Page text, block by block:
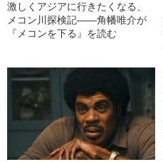
激しくアジアに行きたくなる、
メコン川探検記――角幡唯介が
『メコンを下る』を読む